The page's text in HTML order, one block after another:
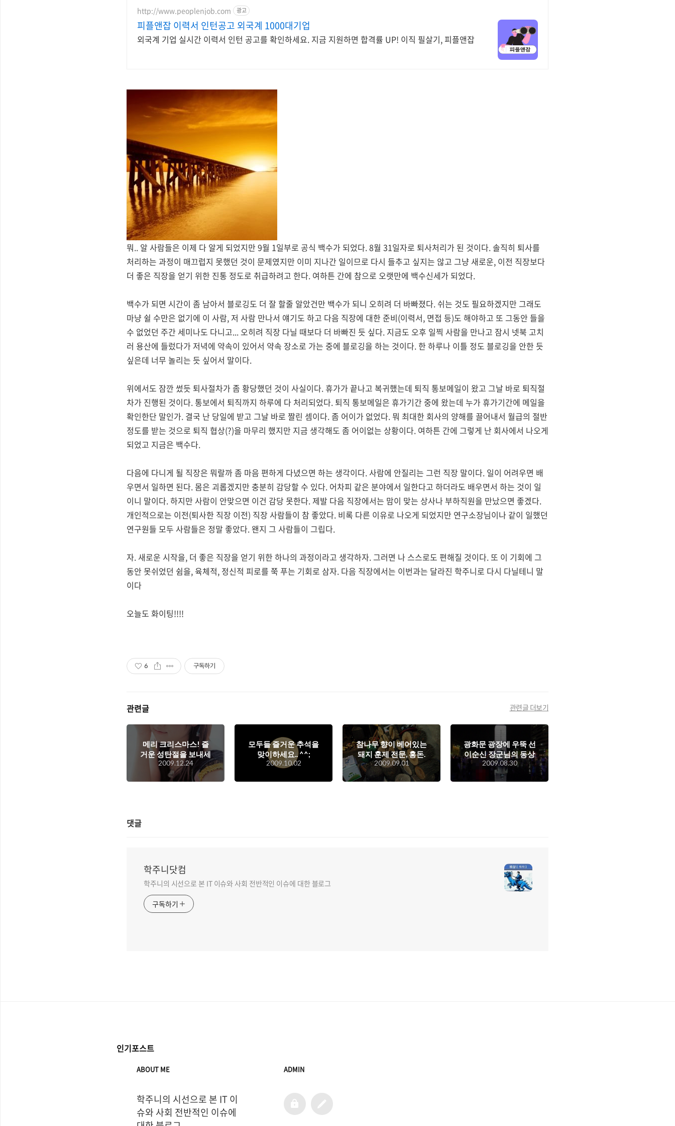
http://www.peoplenjob.com 광고
피플앤잡 이력서 인턴공고 외국계 1000대기업
외국계 기업 실시간 이력서 인턴 공고를 확인하세요. 지금 지원하면 합격률 UP! 이직 필살기, 피플앤잡
뭐.. 알 사람들은 이제 다 알게 되었지만 9월 1일부로 공식 백수가 되었다. 8월 31일자로 퇴사처리가 된 것이다. 솔직히 퇴사를
처리하는 과정이 매끄럽지 못했던 것이 문제였지만 이미 지나간 일이므로 다시 들추고 싶지는 않고 그냥 새로운, 이전 직장보다
더 좋은 직장을 얻기 위한 진통 정도로 취급하려고 한다. 여하튼 간에 참으로 오랫만에 백수신세가 되었다.
백수가 되면 시간이 좀 남아서 블로깅도 더 잘 할줄 알았건만 백수가 되니 오히려 더 바빠졌다. 쉬는 것도 필요하겠지만 그래도
마냥 쉴 수만은 없기에 이 사람, 저 사람 만나서 얘기도 하고 다음 직장에 대한 준비(이력서, 면접 등)도 해야하고 또 그동안 들을
수 없었던 주간 세미나도 다니고... 오히려 직장 다닐 때보다 더 바빠진 듯 싶다. 지금도 오후 일찍 사람을 만나고 잠시 넷북 고치
러 용산에 들렀다가 저녁에 약속이 있어서 약속 장소로 가는 중에 블로깅을 하는 것이다. 한 하루나 이틀 정도 블로깅을 안한 듯
싶은데 너무 놀리는 듯 싶어서 말이다.
위에서도 잠깐 썼듯 퇴사절차가 좀 황당했던 것이 사실이다. 휴가가 끝나고 복귀했는데 퇴직 통보메일이 왔고 그날 바로 퇴직절
차가 진행된 것이다. 통보에서 퇴직까지 하루에 다 처리되었다. 퇴직 통보메일은 휴가기간 중에 왔는데 누가 휴가기간에 메일을
확인한단 말인가. 결국 난 당일에 받고 그날 바로 짤린 셈이다. 좀 어이가 없었다. 뭐 최대한 회사의 양해를 끌어내서 월급의 절반
정도를 받는 것으로 퇴직 협상(?)을 마무리 했지만 지금 생각해도 좀 어이없는 상황이다. 여하튼 간에 그렇게 난 회사에서 나오게
되었고 지금은 백수다.
다음에 다니게 될 직장은 뭐랄까 좀 마음 편하게 다녔으면 하는 생각이다. 사람에 안질리는 그런 직장 말이다. 일이 어려우면 배
우면서 일하면 된다. 몸은 괴롭겠지만 충분히 감당할 수 있다. 어차피 같은 분야에서 일한다고 하더라도 배우면서 하는 것이 일
이니 말이다. 하지만 사람이 안맞으면 이건 감당 못한다. 제발 다음 직장에서는 맘이 맞는 상사나 부하직원을 만났으면 좋겠다.
개인적으로는 이전(퇴사한 직장 이전) 직장 사람들이 참 좋았다. 비록 다른 이유로 나오게 되었지만 연구소장님이나 같이 일했던
연구원들 모두 사람들은 정말 좋았다. 왠지 그 사람들이 그립다.
자. 새로운 시작을, 더 좋은 직장을 얻기 위한 하나의 과정이라고 생각하자. 그러면 나 스스로도 편해질 것이다. 또 이 기회에 그
동안 못쉬었던 쉼을, 육체적, 정신적 피로를 쭉 푸는 기회로 삼자. 다음 직장에서는 이번과는 달라진 학주니로 다시 다닐테니 말
이다
오늘도 화이팅!!!!
6 구독하기
관련글 관련글 더보기
메리 크리스마스! 즐
거운 성탄절을 보내세
요 ^^
2009.12.24
모두들 즐거운 추석을
맞이하세요.. ^^;
2009.10.02
참나무 향이 베어있는
돼지 훈제 전문, 홍돈.
2009.09.01
광화문 광장에 우뚝 선
이순신 장군님의 동상
모습!
2009.08.30
댓글
학주니닷컴
학주니의 시선으로 본 IT 이슈와 사회 전반적인 이슈에 대한 블로그
구독하기
인기포스트
ABOUT ME
학주니의 시선으로 본 IT 이
슈와 사회 전반적인 이슈에
ADMIN
admin
글
쓰